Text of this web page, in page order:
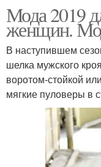
Мода 2019
женщин.
В наступившем
шелка мужского
воротом-стойкой
мягкие пуловеры в